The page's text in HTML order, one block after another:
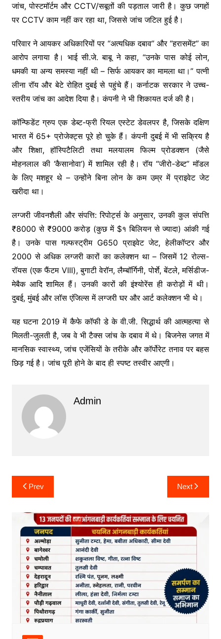
जांच, पोस्टमॉर्टम और CCTV/सबूतों की पड़ताल जारी है। कुछ जगहों
पर CCTV काम नहीं कर रहा था, जिससे जांच जटिल हुई है।
परिवार ने आयकर अधिकारियों पर “अत्यधिक दबाव” और “हरासमेंट” का
आरोप लगाया है। भाई सी.जे. बाबू ने कहा, “उनके पास कोई लोन,
धमकी या अन्य समस्या नहीं थी – सिर्फ आयकर का मामला था।” पत्नी
लीना रॉय और बेटे रोहित दुबई से पहुंचे हैं। कर्नाटक सरकार ने उच्च-
स्तरीय जांच का आदेश दिया है। कंपनी ने भी शिकायत दर्ज की है।
कॉन्फिडेंट ग्रुप एक डेब्ट-फ्री रियल एस्टेट डेवलपर है, जिसके दक्षिण
भारत में 65+ प्रोजेक्ट्स पूरे हो चुके हैं। कंपनी दुबई में भी सक्रिय है
और शिक्षा, हॉस्पिटैलिटी तथा मलयालम फिल्म प्रोडक्शन (जैसे
मोहनलाल की ‘कैसानोवा’) में शामिल रही है। रॉय “जीरो-डेब्ट” मॉडल
के लिए मशहूर थे – उन्होंने बिना लोन के कम उम्र में प्राइवेट जेट
खरीदा था।
लग्जरी जीवनशैली और संपत्ति: रिपोर्ट्स के अनुसार, उनकी कुल संपत्ति
₹8000 से ₹9000 करोड़ (कुछ में $१ बिलियन से ज्यादा) आंकी गई
है। उनके पास गल्फस्ट्रीम G650 प्राइवेट जेट, हेलीकॉप्टर और
2000 से अधिक लग्जरी कारों का कलेक्शन था – जिसमें 12 रोल्स-
रॉयस (एक फैंटम VIII), बुगाटी वेरॉन, लैम्बॉर्गिनी, पोर्शे, बेंटले, मर्सिडीज-
मेबैक आदि शामिल हैं। उनकी कारों की इंश्योरेंस ही करोड़ों में थी।
दुबई, मुंबई और लॉस एंजिल्स में लग्जरी घर और आर्ट कलेक्शन भी थे।
यह घटना 2019 में कैफे कॉफी डे के वी.जी. सिद्धार्थ की आत्महत्या से
मिलती-जुलती है, जब वे भी टैक्स जांच के दबाव में थे। बिजनेस जगत में
मानसिक स्वास्थ्य, जांच एजेंसियों के तरीके और कॉर्पोरेट तनाव पर बहस
छिड़ गई है। जांच पूरी होने के बाद ही स्पष्ट तस्वीर आएगी।
Admin
Post
navigation
Prev Next